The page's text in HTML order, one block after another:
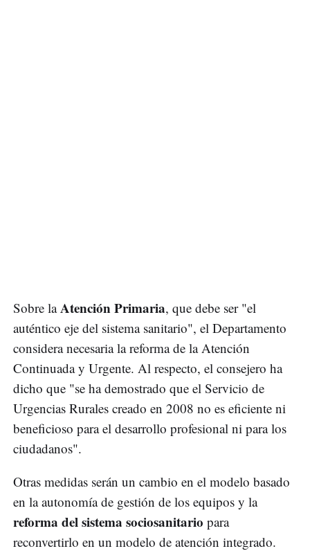
Sobre laAtención Primaria, que debe ser "el
auténtico eje del sistema sanitario", el Departamento
considera necesaria la reforma de la Atención
Continuada y Urgente. Al respecto, el consejero ha
dicho que "se ha demostrado que el Servicio de
Urgencias Rurales creado en 2008 no es eficiente ni
beneficioso para el desarrollo profesional ni para los
ciudadanos".
Otras medidas serán un cambio en el modelo basado
en la autonomía de gestión de los equipos y la
reforma del sistema sociosanitario para
reconvertirlo en un modelo de atención integrado.